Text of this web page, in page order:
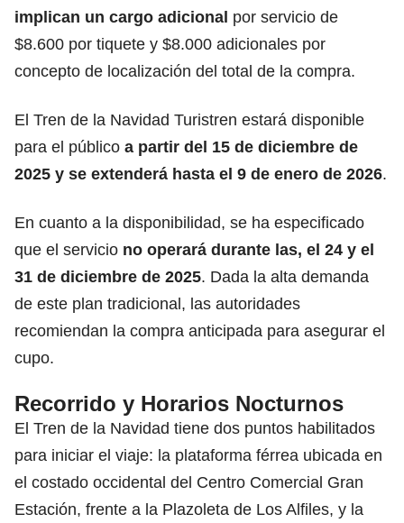
implican un cargo adicional por servicio de
$8.600 por tiquete y $8.000 adicionales por
concepto de localización del total de la compra.
El Tren de la Navidad Turistren estará disponible
para el público a partir del 15 de diciembre de
2025 y se extenderá hasta el 9 de enero de 2026.
En cuanto a la disponibilidad, se ha especificado
que el servicio no operará durante las, el 24 y el
31 de diciembre de 2025. Dada la alta demanda
de este plan tradicional, las autoridades
recomiendan la compra anticipada para asegurar el
cupo.
Recorrido y Horarios Nocturnos
El Tren de la Navidad tiene dos puntos habilitados
para iniciar el viaje: la plataforma férrea ubicada en
el costado occidental del Centro Comercial Gran
Estación, frente a la Plazoleta de Los Alfiles, y la